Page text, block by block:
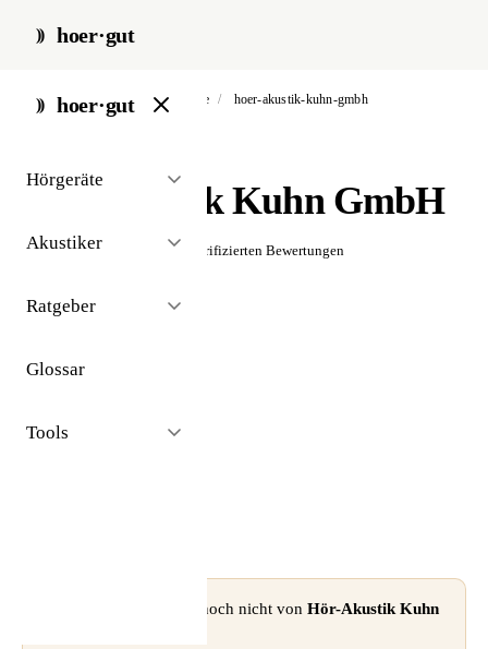
hoer·gut
hoer·gut
Hörgeräte
Akustiker
Ratgeber
Glossar
Tools
start / akustiker / bad waldsee / hoer-akustik-kuhn-gmbh
Hör-Akustik Kuhn GmbH
☆☆☆☆☆ Noch keine verifizierten Bewertungen
⚠ Dieses Profil wurde noch nicht von Hör-Akustik Kuhn